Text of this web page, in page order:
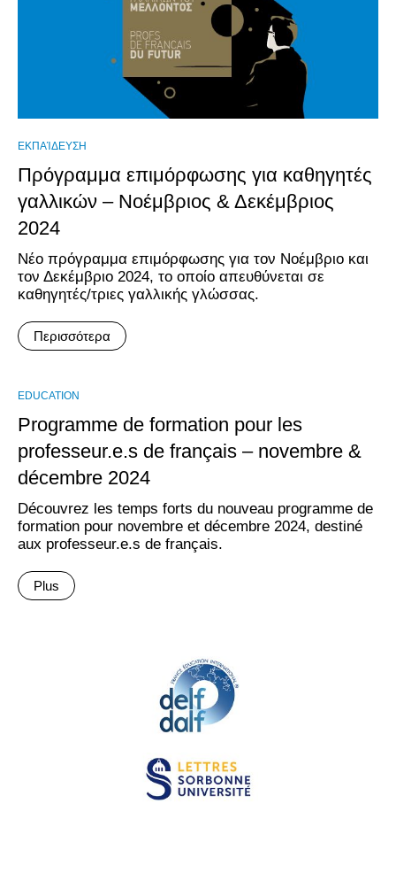
ΕΚΠΑΊΔΕΥΣΗ
Πρόγραμμα επιμόρφωσης για καθηγητές
γαλλικών – Νοέμβριος & Δεκέμβριος
2024
Νέο πρόγραμμα επιμόρφωσης για τον Νοέμβριο και
τον Δεκέμβριο 2024, το οποίο απευθύνεται σε
καθηγητές/τριες γαλλικής γλώσσας.
Περισσότερα
EDUCATION
Programme de formation pour les
professeur.e.s de français – novembre &
décembre 2024
Découvrez les temps forts du nouveau programme de
formation pour novembre et décembre 2024, destiné
aux professeur.e.s de français.
Plus